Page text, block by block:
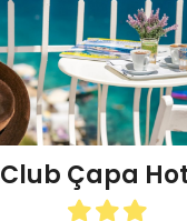
Club Çapa